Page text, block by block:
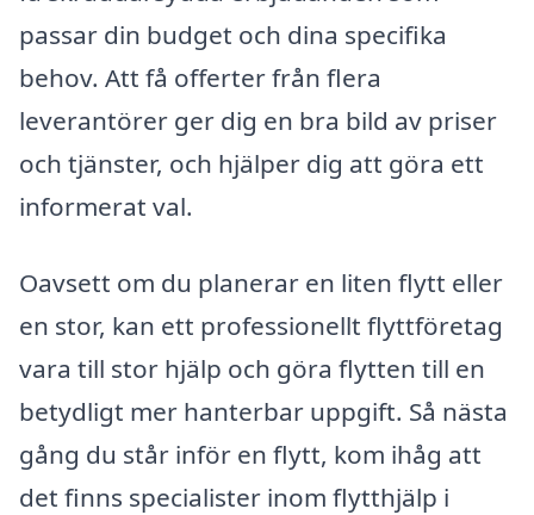
passar din budget och dina specifika
behov. Att få offerter från flera
leverantörer ger dig en bra bild av priser
och tjänster, och hjälper dig att göra ett
informerat val.
Oavsett om du planerar en liten flytt eller
en stor, kan ett professionellt flyttföretag
vara till stor hjälp och göra flytten till en
betydligt mer hanterbar uppgift. Så nästa
gång du står inför en flytt, kom ihåg att
det finns specialister inom flytthjälp i